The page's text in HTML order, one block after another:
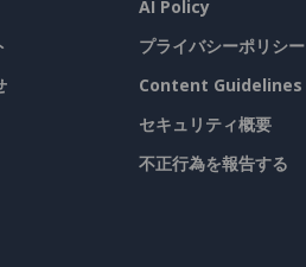
AI Policy
プライバシーポリシー
Content Guidelines
セキュリティ概要
不正行為を報告する